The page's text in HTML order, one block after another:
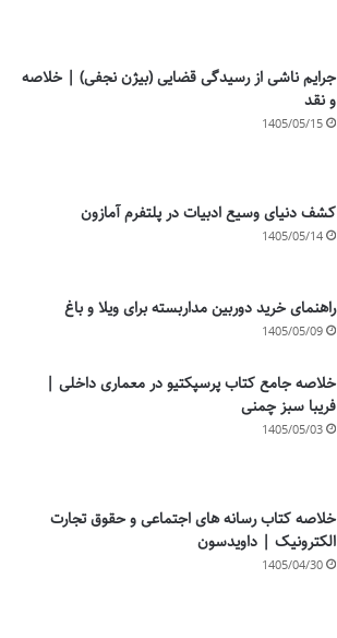
جرایم ناشی از رسیدگی قضایی (بیژن نجفی) | خلاصه
و نقد
1405/05/15
کشف دنیای وسیع ادبیات در پلتفرم آمازون
1405/05/14
راهنمای خرید دوربین مداربسته برای ویلا و باغ
1405/05/09
خلاصه جامع کتاب پرسپکتیو در معماری داخلی |
فریبا سبز چمنی
1405/05/03
خلاصه کتاب رسانه های اجتماعی و حقوق تجارت
الکترونیک | داویدسون
1405/04/30